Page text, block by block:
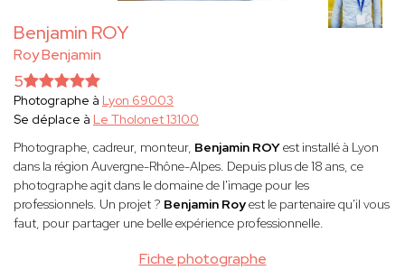
Benjamin ROY
Roy Benjamin
Fiche photographe
5
Photographe à Lyon 69003
Se déplace à Le Tholonet 13100
Photographe, cadreur, monteur, Benjamin ROYest installé à Lyon
dans la région Auvergne-Rhône-Alpes. Depuis plus de 18 ans, ce
photographe agit dans le domaine de l'image pour les
professionnels. Un projet ? Benjamin Royest le partenaire qu'il vous
faut, pour partager une belle expérience professionnelle.